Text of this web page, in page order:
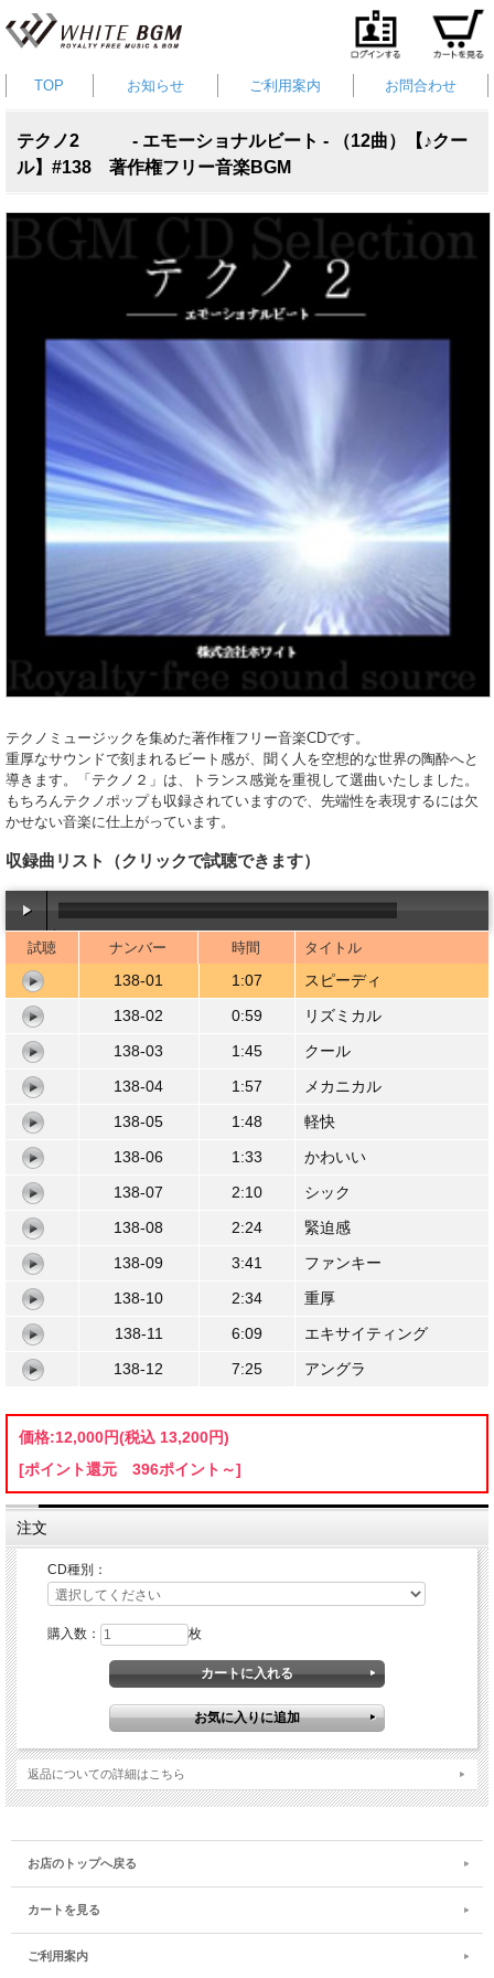
TOP お知らせ ご利用案内 お問合わせ
テクノ2 - エモーショナルビート - （12曲）【♪クー
ル】#138 著作権フリー音楽BGM
テクノミュージックを集めた著作権フリー音楽CDです。
重厚なサウンドで刻まれるビート感が、聞く人を空想的な世界の陶酔へと
導きます。「テクノ２」は、トランス感覚を重視して選曲いたしました。
もちろんテクノポップも収録されていますので、先端性を表現するには欠
かせない音楽に仕上がっています。
収録曲リスト （クリックで試聴できます）
/00:59
試聴 ナンバー 時間 タイトル
138-01 1:07
スピーディ
138-02
0:59
リズミカル
138-03
1:45
クール
138-04
1:57
メカニカル
138-05
1:48
軽快
138-06
1:33
かわいい
138-07
2:10
シック
138-08
2:24
緊迫感
138-09
3:41
ファンキー
138-10
2:34
重厚
138-11
6:09
エキサイティング
138-12
7:25 アングラ
価格:12,000円(税込 13,200円)
[ポイント還元 396ポイント～]
注文
CD種別：
購入数： 枚
返品についての詳細はこちら
お店のトップへ戻る
カートを見る
ご利用案内